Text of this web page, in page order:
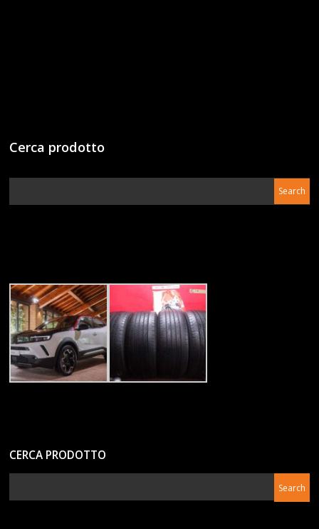
Cerca prodotto
CERCA PRODOTTO